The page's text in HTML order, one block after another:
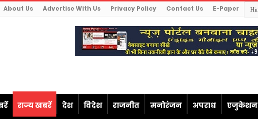
About Us Advertise With Us Privacy Policy Contact Us E-Paper
राज्य खबरें देश विदेश राजनीत मनोरंजन अपराध एजुकेशन